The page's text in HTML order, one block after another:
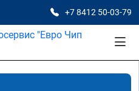
+7 8412 50-03-79